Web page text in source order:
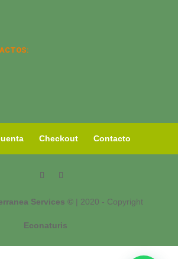
Checkout Contacto
Services © | 2020 - Copyright
Econaturis